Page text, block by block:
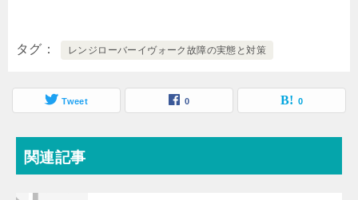
タグ レンジローバーイヴォーク故障の実態と対策
Tweet 0 0
関連記事